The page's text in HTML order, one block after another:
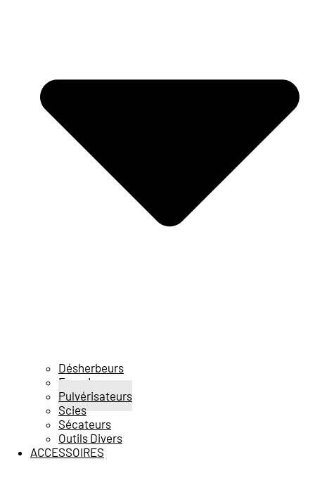
Désherbeurs
Epandeurs
Pulvérisateurs
Scies
Sécateurs
Outils Divers
ACCESSOIRES